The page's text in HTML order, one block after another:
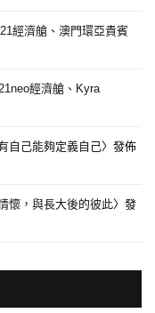
經濟艙、澳門環亞貴賓
經濟艙、Kyra
自己能夠定義自己〉發佈
懷，與長大後的彼此〉發